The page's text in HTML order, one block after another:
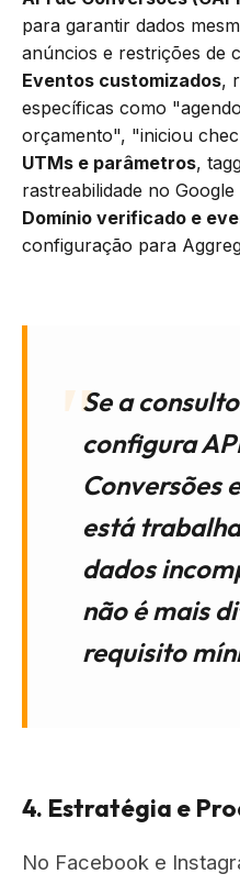
para garantir dados
anúncios e restrições de
Eventos customizados,
específicas como
orçamento", "iniciou
UTMs e parâmetros,
rastreabilidade no
Domínio verificado e
configuração para
Se a
configura
Conversões
está
dados
não é mais
requisito
4. Estratégia e
No Facebook e